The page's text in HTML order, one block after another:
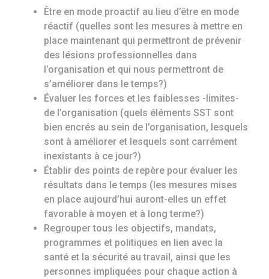
Être en mode proactif au lieu d’être en mode
réactif (quelles sont les mesures à mettre en
place maintenant qui permettront de prévenir
des lésions professionnelles dans
l’organisation et qui nous permettront de
s’améliorer dans le temps?)
Évaluer les forces et les faiblesses -limites-
de l’organisation (quels éléments SST sont
bien encrés au sein de l’organisation, lesquels
sont à améliorer et lesquels sont carrément
inexistants à ce jour?)
Établir des points de repère pour évaluer les
résultats dans le temps (les mesures mises
en place aujourd’hui auront-elles un effet
favorable à moyen et à long terme?)
Regrouper tous les objectifs, mandats,
programmes et politiques en lien avec la
santé et la sécurité au travail, ainsi que les
personnes impliquées pour chaque action à